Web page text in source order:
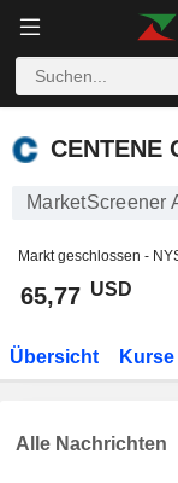
CENTENE
CENTENE
MarketScreener
Markt geschlossen -
65,77 USD
Übersicht Kurse
Alle Nachrichten